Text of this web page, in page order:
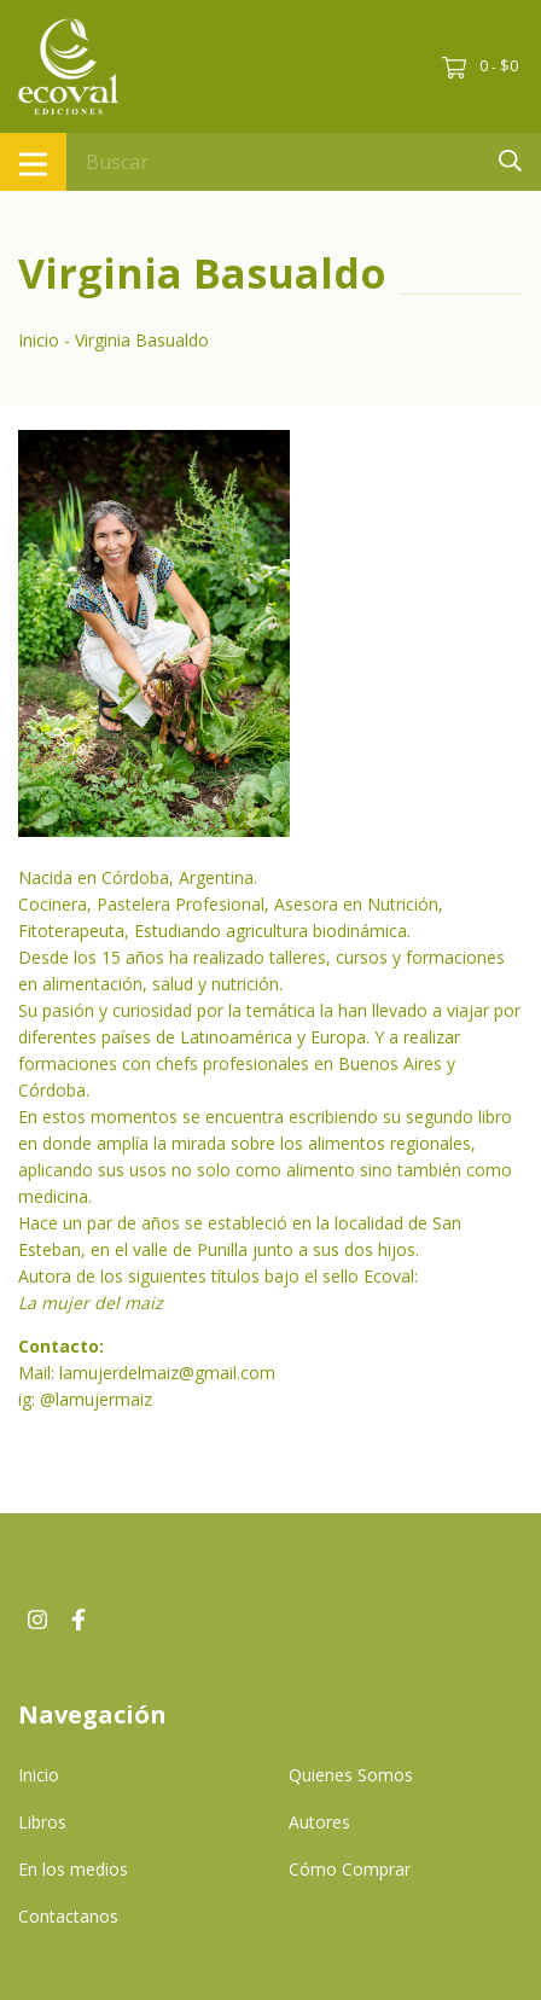
0 - $0
Virginia Basualdo
Inicio - Virginia Basualdo
Nacida en Córdoba, Argentina.
Cocinera, Pastelera Profesional, Asesora en Nutrición,
Fitoterapeuta, Estudiando agricultura biodinámica.
Desde los 15 años ha realizado talleres, cursos y formaciones
en alimentación, salud y nutrición.
Su pasión y curiosidad por la temática la han llevado a viajar por
diferentes países de Latinoamérica y Europa. Y a realizar
formaciones con chefs profesionales en Buenos Aires y
Córdoba.
En estos momentos se encuentra escribiendo su segundo libro
en donde amplía la mirada sobre los alimentos regionales,
aplicando sus usos no solo como alimento sino también como
medicina.
Hace un par de años se estableció en la localidad de San
Esteban, en el valle de Punilla junto a sus dos hijos.
Autora de los siguientes títulos bajo el sello Ecoval:
La mujer del maiz
Contacto:
Mail: lamujerdelmaiz@gmail.com
ig: @lamujermaiz
Navegación
Inicio Quienes Somos
Libros Autores
En los medios Cómo Comprar
Contactanos